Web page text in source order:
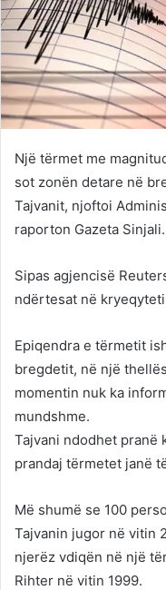
Një tërmet me
sot zonën detare në
Tajvanit, njoftoi
raporton Gazeta Sinjali.
Sipas agjencisë
ndërtesat në
Epiqendra e tërmetit
bregdetit, në një
momentin nuk ka
mundshme.
Tajvani ndodhet pranë
prandaj tërmetet janë
Më shumë se 100
Tajvanin jugor në vitin
njerëz vdiqën në një
Rihter në vitin 1999.